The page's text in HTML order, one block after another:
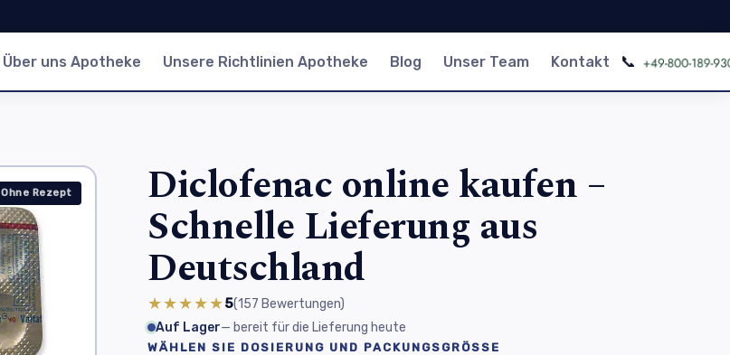
Über uns Apotheke Unsere Richtlinien Apotheke Blog Unser Team Kontakt 📞
Ohne Rezept Diclofenac online kaufen –
Schnelle Lieferung aus
Deutschland
★★★★★5(157 Bewertungen)
Auf Lager— bereit für die Lieferung heute
WÄHLEN SIE DOSIERUNG UND PACKUNGSGRÖSSE